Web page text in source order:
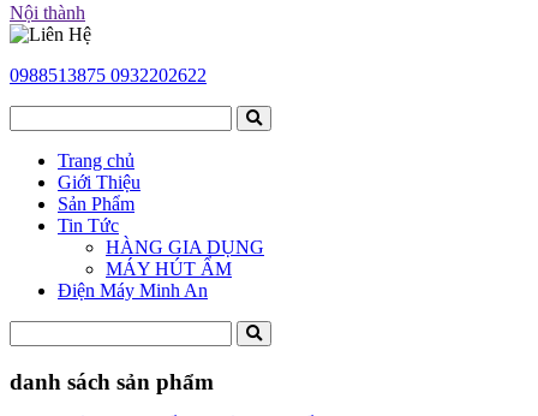
Nội thành
0988513875 0932202622
Trang chủ
Giới Thiệu
Sản Phẩm
Tin Tức
HÀNG GIA DỤNG
MÁY HÚT ẨM
Điện Máy Minh An
danh sách sản phẩm